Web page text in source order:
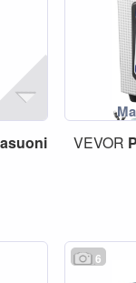
VEVOR
6